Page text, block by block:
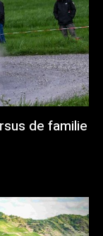
de familie